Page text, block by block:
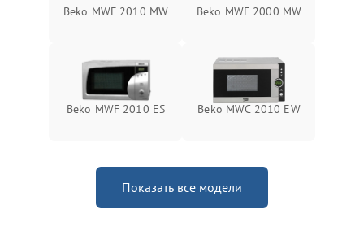
Beko MWF 2010 MW Beko MWF 2000 MW
Beko MWF 2010 ES Beko MWC 2010 EW
Показать все модели